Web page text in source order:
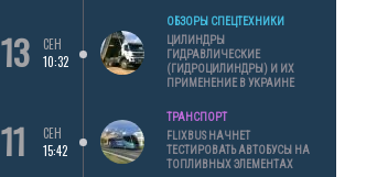
13
СЕН
10:32
ОБЗОРЫ СПЕЦТЕХНИКИ
ЦИЛИНДРЫ
ГИДРАВЛИЧЕСКИЕ
(ГИДРОЦИЛИНДРЫ) И ИХ
ПРИМЕНЕНИЕ В УКРАИНЕ
11
СЕН
15:42
ТРАНСПОРТ
FLIXBUS НАЧНЕТ
ТЕСТИРОВАТЬ АВТОБУСЫ НА
ТОПЛИВНЫХ ЭЛЕМЕНТАХ